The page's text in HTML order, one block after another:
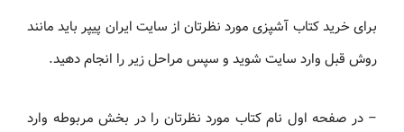
برای خرید کتاب آشپزی مورد نظرتان از سایت ایران پیپر باید مانند
روش قبل وارد سایت شوید و سپس مراحل زیر را انجام دهید.
– در صفحه اول نام کتاب مورد نظرتان را در بخش مربوطه وارد